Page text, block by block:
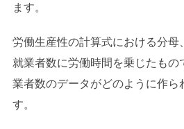
ます。
労働生産性の計算式における分母
就業者数に労働時間を乗じたもの
業者数のデータがどのように作ら
す。